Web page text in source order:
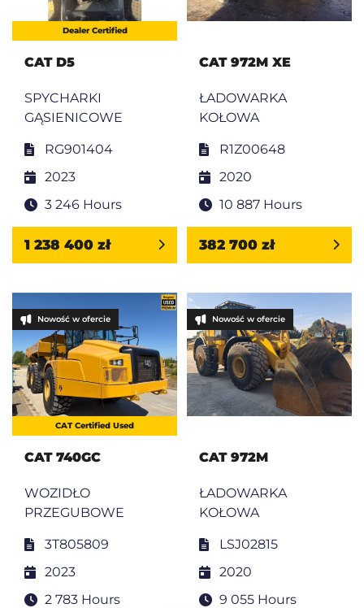
Dealer Certified
CAT D5
SPYCHARKI
GĄSIENICOWE
RG901404
2023
3 246 Hours
1 238 400 zł
CAT 972M XE
ŁADOWARKA
KOŁOWA
R1Z00648
2020
10 887 Hours
382 700 zł
Nowość w ofercie
CAT Certified Used
CAT 740GC
WOZIDŁO
PRZEGUBOWE
3T805809
2023
2 783 Hours
Nowość w ofercie
CAT 972M
ŁADOWARKA
KOŁOWA
LSJ02815
2020
9 055 Hours